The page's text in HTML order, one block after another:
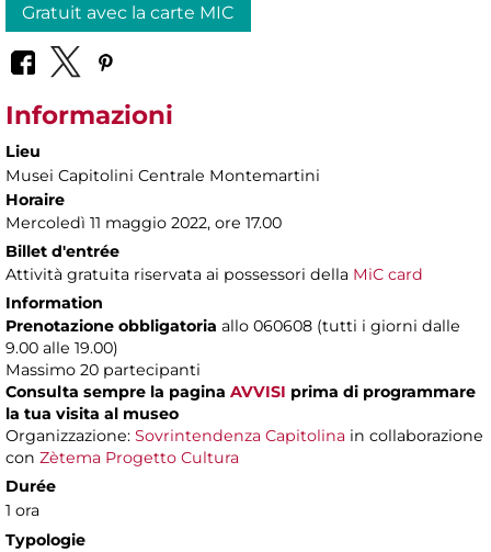
Gratuit avec la carte MIC
Informazioni
Lieu
Musei Capitolini Centrale Montemartini
Horaire
Mercoledì 11 maggio 2022, ore 17.00
Billet d'entrée
Attività gratuita riservata ai possessori della MiC card
Information
Prenotazione obbligatoria allo 060608 (tutti i giorni dalle
9.00 alle 19.00)
Massimo 20 partecipanti
Consulta sempre la pagina AVVISI prima di programmare
la tua visita al museo
Organizzazione: Sovrintendenza Capitolina in collaborazione
con Zètema Progetto Cultura
Durée
1 ora
Typologie